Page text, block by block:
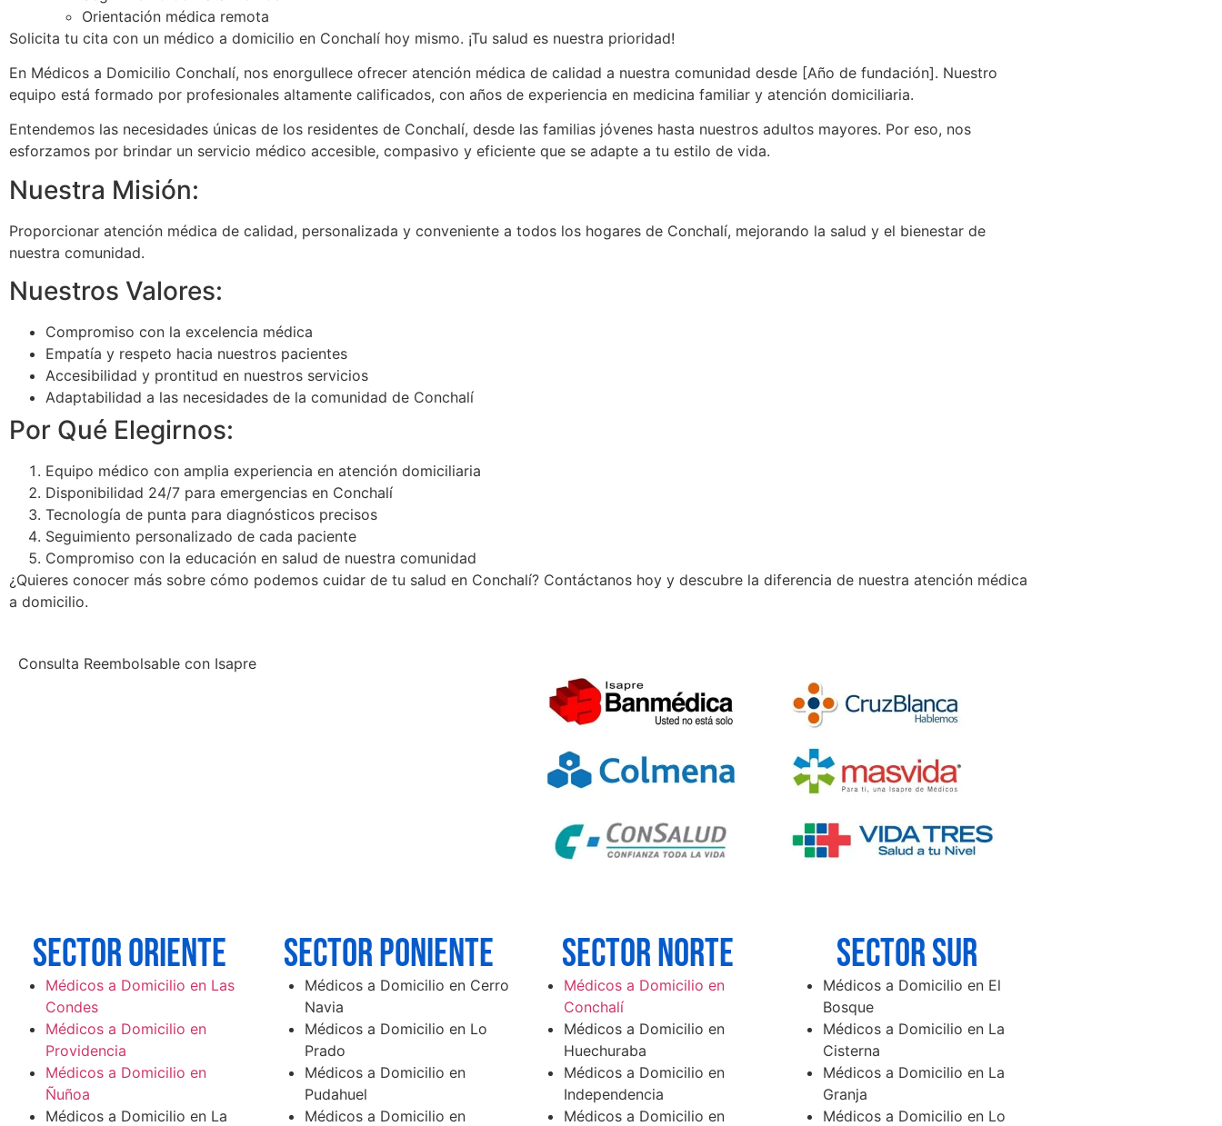
Orientación médica remota
Solicita tu cita con un médico a domicilio en Conchalí hoy mismo. ¡Tu salud es nuestra prioridad!
En Médicos a Domicilio Conchalí, nos enorgullece ofrecer atención médica de calidad a nuestra comunidad desde [Año de fundación]. Nuestro
equipo está formado por profesionales altamente calificados, con años de experiencia en medicina familiar y atención domiciliaria.
Entendemos las necesidades únicas de los residentes de Conchalí, desde las familias jóvenes hasta nuestros adultos mayores. Por eso, nos
esforzamos por brindar un servicio médico accesible, compasivo y eficiente que se adapte a tu estilo de vida.
Nuestra Misión:
Proporcionar atención médica de calidad, personalizada y conveniente a todos los hogares de Conchalí, mejorando la salud y el bienestar de
nuestra comunidad.
Nuestros Valores:
Compromiso con la excelencia médica
Empatía y respeto hacia nuestros pacientes
Accesibilidad y prontitud en nuestros servicios
Adaptabilidad a las necesidades de la comunidad de Conchalí
Por Qué Elegirnos:
Equipo médico con amplia experiencia en atención domiciliaria
Disponibilidad 24/7 para emergencias en Conchalí
Tecnología de punta para diagnósticos precisos
Seguimiento personalizado de cada paciente
Compromiso con la educación en salud de nuestra comunidad
¿Quieres conocer más sobre cómo podemos cuidar de tu salud en Conchalí? Contáctanos hoy y descubre la diferencia de nuestra atención médica
a domicilio.
Consulta Reembolsable con Isapre
SECTOR ORIENTE
Médicos a Domicilio en Las
Condes
Médicos a Domicilio en
Providencia
Médicos a Domicilio en
Ñuñoa
Médicos a Domicilio en La
SECTOR poniente
Médicos a Domicilio en Cerro
Navia
Médicos a Domicilio en Lo
Prado
Médicos a Domicilio en
Pudahuel
Médicos a Domicilio en
SECTOR norte
Médicos a Domicilio en
Conchalí
Médicos a Domicilio en
Huechuraba
Médicos a Domicilio en
Independencia
Médicos a Domicilio en
SECTOR sur
Médicos a Domicilio en El
Bosque
Médicos a Domicilio en La
Cisterna
Médicos a Domicilio en La
Granja
Médicos a Domicilio en Lo